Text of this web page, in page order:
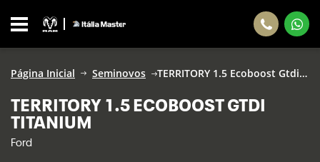
Página Inicial Seminovos TERRITORY 1.5 Ecoboost Gtdi Titanium
TERRITORY 1.5 ECOBOOST GTDI
TITANIUM
Ford